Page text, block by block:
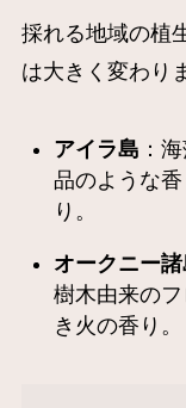
採れる地域の植
は大きく変わり
アイラ島 ：
品のような
り。
オークニー
樹木由来の
き火の香り。